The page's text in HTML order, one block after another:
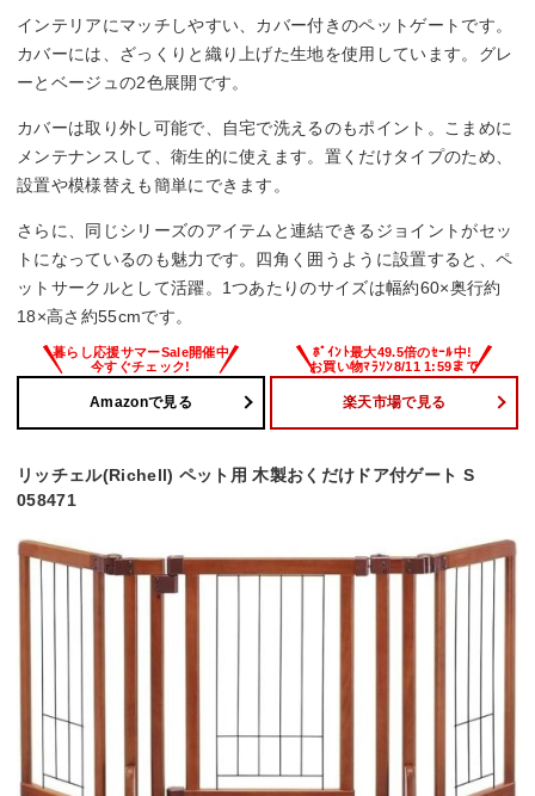
インテリアにマッチしやすい、カバー付きのペットゲートです。
カバーには、ざっくりと織り上げた生地を使用しています。グレ
ーとベージュの2色展開です。
カバーは取り外し可能で、自宅で洗えるのもポイント。こまめに
メンテナンスして、衛生的に使えます。置くだけタイプのため、
設置や模様替えも簡単にできます。
さらに、同じシリーズのアイテムと連結できるジョイントがセッ
トになっているのも魅力です。四角く囲うように設置すると、ペ
ットサークルとして活躍。1つあたりのサイズは幅約60×奥行約
18×高さ約55cmです。
Amazonで見る 楽天市場で見る
リッチェル(Richell) ペット用 木製おくだけドア付ゲート S
058471